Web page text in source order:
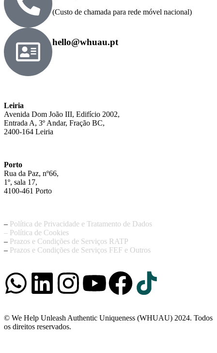
(Custo de chamada para rede móvel nacional)
hello@whuau.pt
Leiria
Avenida Dom João III, Edifício 2002,
Entrada A, 3º Andar, Fração BC,
2400-164 Leiria
Porto
Rua da Paz, nº66,
1º, sala 17,
4100-461 Porto
– Política de Privacidade e Tratamento de Dados
– Política de Cookies
– Prazos e Condições de Serviços RATP
– Prazos e Condições de Serviços FEF e Outros
© We Help Unleash Authentic Uniqueness (WHUAU) 2024. Todos
os direitos reservados.